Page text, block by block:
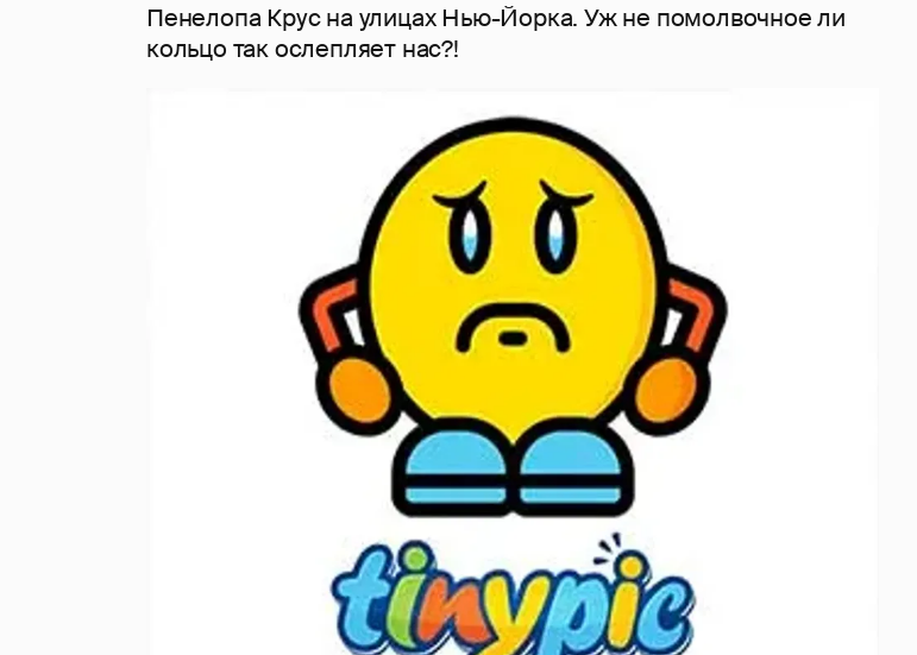
Пенелопа Крус на улицах Нью-Йорка. Уж не помолвочное ли
кольцо так ослепляет нас?!